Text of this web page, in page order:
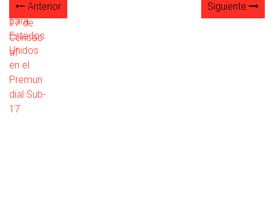
Anterior Siguiente